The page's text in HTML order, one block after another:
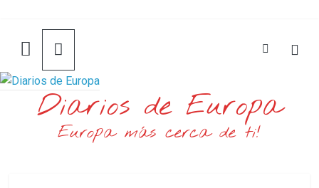
contenido
Diarios de Europa
Europa más cerca de ti!